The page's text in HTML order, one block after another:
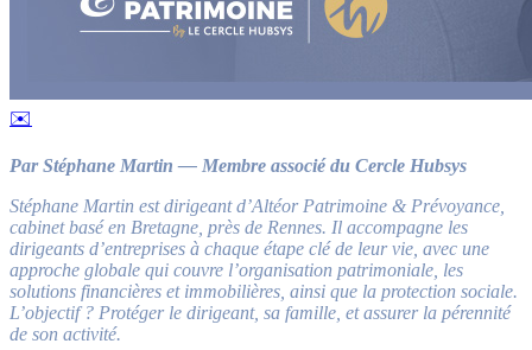
✉️
Par Stéphane Martin — Membre associé du Cercle Hubsys
Stéphane Martin est dirigeant d’Altéor Patrimoine & Prévoyance,
cabinet basé en Bretagne, près de Rennes. Il accompagne les
dirigeants d’entreprises à chaque étape clé de leur vie, avec une
approche globale qui couvre l’organisation patrimoniale, les
solutions financières et immobilières, ainsi que la protection sociale.
L’objectif ? Protéger le dirigeant, sa famille, et assurer la pérennité
de son activité.